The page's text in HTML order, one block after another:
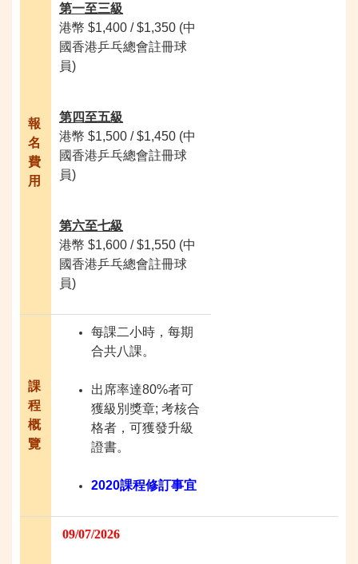
報
名
費
用
第一至三級
港幣 $1,400 / $1,350 (中
國香港乒乓總會註冊球
員)
第四至五級
港幣 $1,500 / $1,450 (中
國香港乒乓總會註冊球
員)
第六至七級
港幣 $1,600 / $1,550 (中
國香港乒乓總會註冊球
員)
課
程
概
覽
每課二小時，每期
合共八課。
出席率達80%者可
獲級別獎章; 考核合
格者，可獲發升級
證書。
2020課程修訂事宜
09/07/2026